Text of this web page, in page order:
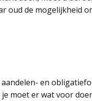
oud de mogelijkheid
en
moet er wat voor